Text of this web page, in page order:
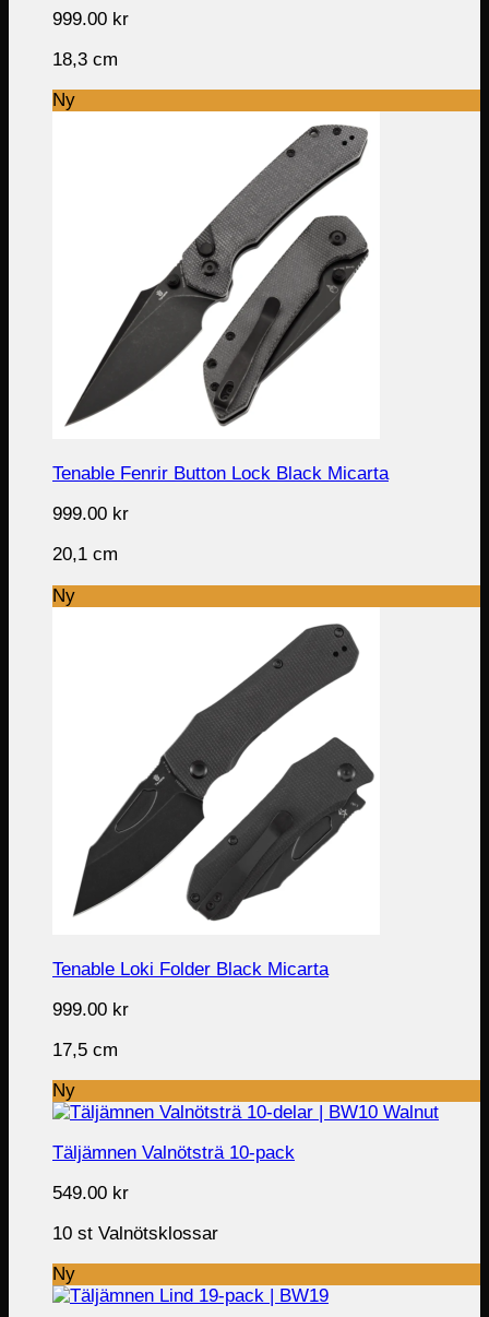
999.00 kr
18,3 cm
Ny
Tenable Fenrir Button Lock Black Micarta
999.00 kr
20,1 cm
Ny
Tenable Loki Folder Black Micarta
999.00 kr
17,5 cm
Ny
Täljämnen Valnötsträ 10-pack
549.00 kr
10 st Valnötsklossar
Ny